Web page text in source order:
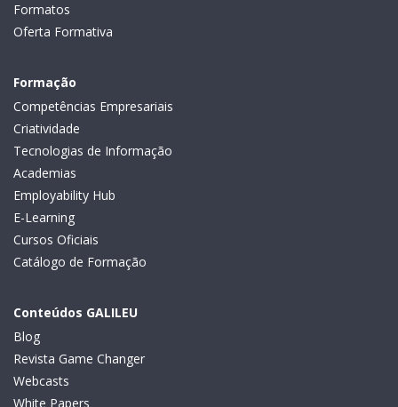
Formatos
Oferta Formativa
Formação
Competências Empresariais
Criatividade
Tecnologias de Informação
Academias
Employability Hub
E-Learning
Cursos Oficiais
Catálogo de Formação
Conteúdos GALILEU
Blog
Revista Game Changer
Webcasts
White Papers